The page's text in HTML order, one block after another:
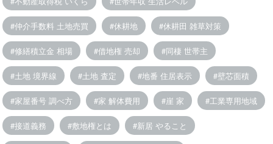
仲介手数料 土地売買 休耕地 休耕田 雑草対策
修繕積立金 相場 借地権 売却 同棲 世帯主
土地 境界線 土地 査定 地番 住居表示 壁芯面積
家屋番号 調べ方 家 解体費用 崖 家 工業専用地域
接道義務 敷地権とは 新居 やること